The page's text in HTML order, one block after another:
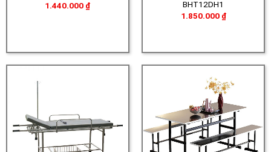
1.440.000 ₫
BHT12DH1
1.850.000 ₫